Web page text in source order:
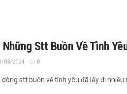
Stt Buồn Về Tình
03/2024 0
stt buồn về tình yêu đã lấy đi nhiều